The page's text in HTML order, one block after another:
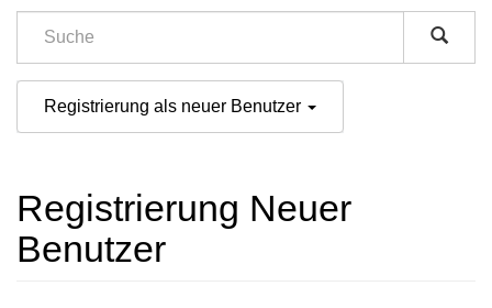
der
Registrierung als neuer Benutzer
Registrierung Neuer
Benutzer